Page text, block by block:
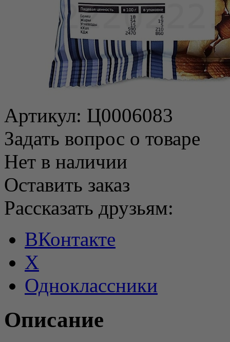
Артикул: Ц0006083
Задать вопрос о товаре
Нет в наличии
Оставить заказ
Рассказать друзьям:
ВКонтакте
X
Одноклассники
Описание